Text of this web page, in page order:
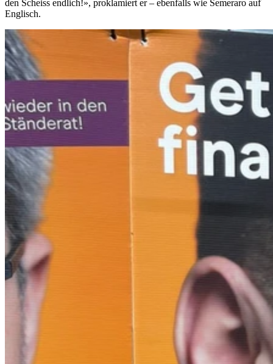
den Scheiss endlich!», proklamiert er – ebenfalls wie Semeraro auf
Englisch.